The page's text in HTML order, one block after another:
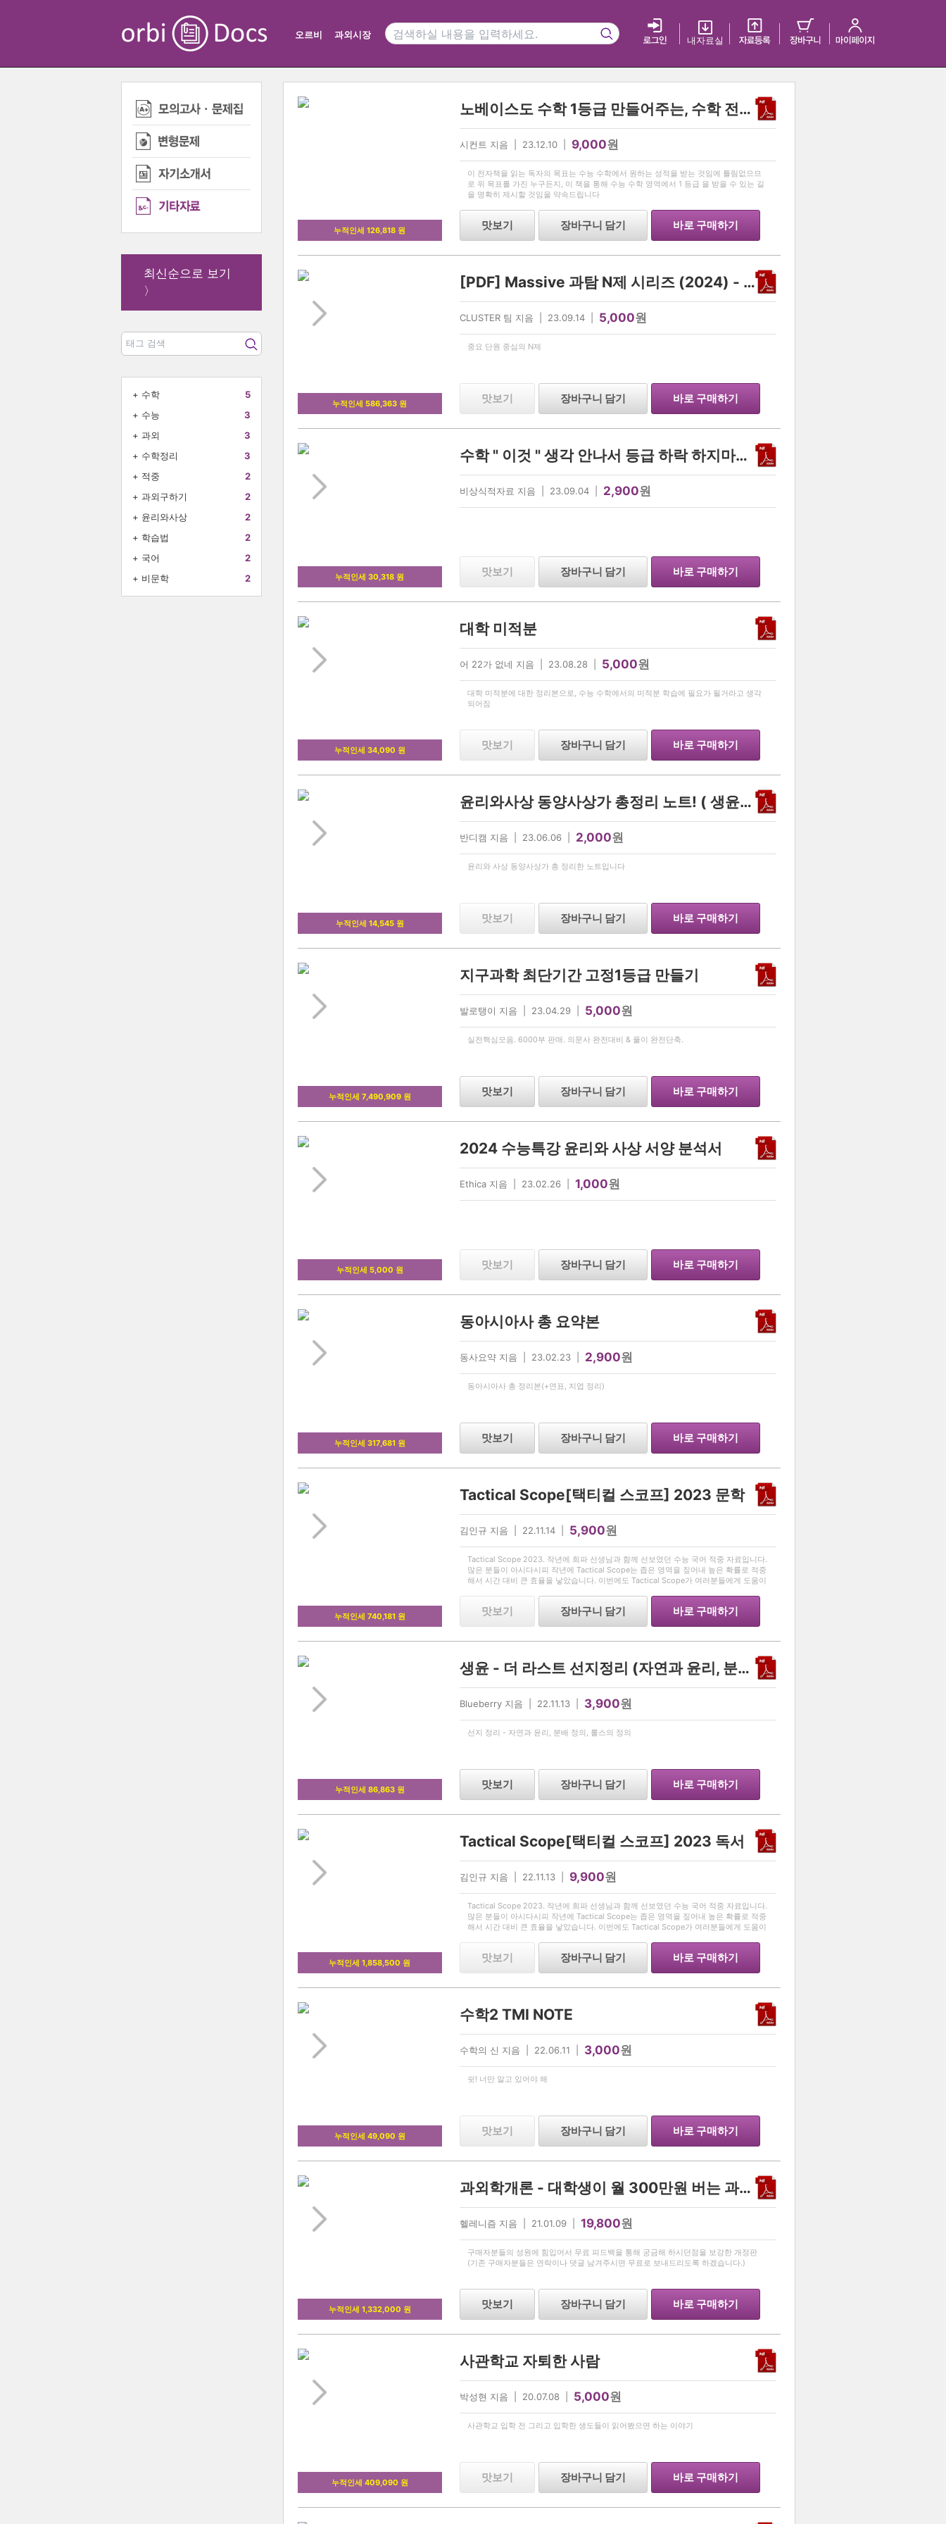
오르비 과외시장
내 자료실
최신순으로 보기
〉
+ 수학
5
+ 수능
3
+ 과외
3
+ 수학정리
3
+ 적중
2
+ 과외구하기
2
+ 윤리와사상
2
+ 학습법
2
+ 국어
2
+ 비문학 2
누적인세 126,818 원
노베이스도 수학 1등급 만들어주는, 수학 전자책
시컨트 지음 | 23.12.10 | 9,000원
이 전자책을 읽는 독자의 목표는 수능 수학에서 원하는 성적을 받는 것임에 틀림없으므
로 위 목표를 가진 누구든지, 이 책을 통해 수능 수학 영역에서 1 등급 을 받을 수 있는 길
을 명확히 제시할 것임을 약속드립니다
맛보기 장바구니 담기 바로 구매하기
누적인세 586,363 원
[PDF] Massive 과탐 N제 시리즈 (2024) - 화학 2
CLUSTER 팀 지음 | 23.09.14 | 5,000원
중요 단원 중심의 N제
맛보기 장바구니 담기 바로 구매하기
누적인세 30,318 원
수학 " 이것 " 생각 안나서 등급 하락 하지마라!!!
비상식적자료 지음 | 23.09.04 | 2,900원
맛보기 장바구니 담기 바로 구매하기
누적인세 34,090 원
대학 미적분
어 22가 없네 지음 | 23.08.28 | 5,000원
대학 미적분에 대한 정리본으로, 수능 수학에서의 미적분 학습에 필요가 될거라고 생각
되어짐
맛보기 장바구니 담기 바로 구매하기
누적인세 14,545 원
윤리와사상 동양사상가 총정리 노트! ( 생윤러님들도 도움 많이 됩니다! )
반디캠 지음 | 23.06.06 | 2,000원
윤리와 사상 동양사상가 총 정리한 노트입니다
맛보기 장바구니 담기 바로 구매하기
누적인세 7,490,909 원
지구과학 최단기간 고정1등급 만들기
발로탱이 지음 | 23.04.29 | 5,000원
실전핵심모음. 6000부 판매. 의문사 완전대비 & 풀이 완전단축.
맛보기 장바구니 담기 바로 구매하기
누적인세 5,000 원
2024 수능특강 윤리와 사상 서양 분석서
Ethica 지음 | 23.02.26 | 1,000원
맛보기 장바구니 담기 바로 구매하기
누적인세 317,681 원
동아시아사 총 요약본
동사요약 지음 | 23.02.23 | 2,900원
동아시아사 총 정리본(+연표, 지엽 정리)
맛보기 장바구니 담기 바로 구매하기
누적인세 740,181 원
Tactical Scope[택티컬 스코프] 2023 문학
김인규 지음 | 22.11.14 | 5,900원
Tactical Scope 2023. 작년에 희파 선생님과 함께 선보였던 수능 국어 적중 자료입니다.
많은 분들이 아시다시피 작년에 Tactical Scope는 좁은 영역을 짚어내 높은 확률로 적중
해서 시간 대비 큰 효율을 낳았습니다. 이번에도 Tactical Scope가 여러분들에게 도움이
맛보기 장바구니 담기 바로 구매하기
누적인세 86,863 원
생윤 - 더 라스트 선지정리 (자연과 윤리, 분배 정의, 롤스의 정의
Blueberry 지음 | 22.11.13 | 3,900원
선지 정리 - 자연과 윤리, 분배 정의, 롤스의 정의
맛보기 장바구니 담기 바로 구매하기
누적인세 1,858,500 원
Tactical Scope[택티컬 스코프] 2023 독서
김인규 지음 | 22.11.13 | 9,900원
Tactical Scope 2023. 작년에 희파 선생님과 함께 선보였던 수능 국어 적중 자료입니다.
많은 분들이 아시다시피 작년에 Tactical Scope는 좁은 영역을 짚어내 높은 확률로 적중
해서 시간 대비 큰 효율을 낳았습니다. 이번에도 Tactical Scope가 여러분들에게 도움이
맛보기 장바구니 담기 바로 구매하기
누적인세 49,090 원
수학2 TMI NOTE
수학의 신 지음 | 22.06.11 | 3,000원
쉿! 너만 알고 있어야 해
맛보기 장바구니 담기 바로 구매하기
누적인세 1,332,000 원
과외학개론 - 대학생이 월 300만원 버는 과외 노하우
헬레니즘 지음 | 21.01.09 | 19,800원
구매자분들의 성원에 힘입어서 무료 피드백을 통해 궁금해 하시던점을 보강한 개정판
(기존 구매자분들은 연락이나 댓글 남겨주시면 무료로 보내드리도록 하겠습니다.)
맛보기 장바구니 담기 바로 구매하기
누적인세 409,090 원
사관학교 자퇴한 사람
박성현 지음 | 20.07.08 | 5,000원
사관학교 입학 전 그리고 입학한 생도들이 읽어봤으면 하는 이야기
맛보기 장바구니 담기 바로 구매하기